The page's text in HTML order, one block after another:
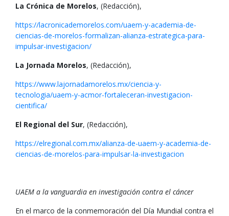
La Crónica de Morelos, (Redacción),
https://lacronicademorelos.com/uaem-y-academia-de-
ciencias-de-morelos-formalizan-alianza-estrategica-para-
impulsar-investigacion/
La Jornada Morelos, (Redacción),
https://www.lajornadamorelos.mx/ciencia-y-
tecnologia/uaem-y-acmor-fortaleceran-investigacion-
cientifica/
El Regional del Sur, (Redacción),
https://elregional.com.mx/alianza-de-uaem-y-academia-de-
ciencias-de-morelos-para-impulsar-la-investigacion
UAEM a la vanguardia en investigación contra el cáncer
En el marco de la conmemoración del Día Mundial contra el